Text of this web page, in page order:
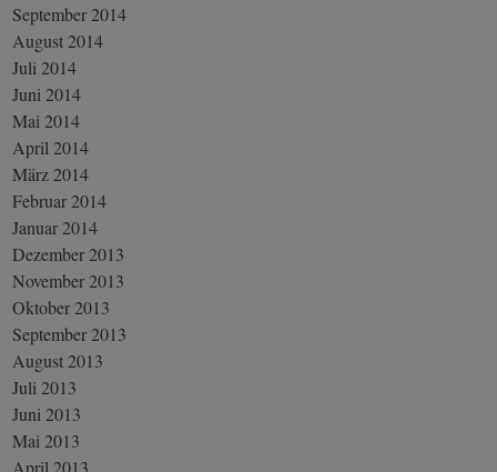
September 2014
August 2014
Juli 2014
Juni 2014
Mai 2014
April 2014
März 2014
Februar 2014
Januar 2014
Dezember 2013
November 2013
Oktober 2013
September 2013
August 2013
Juli 2013
Juni 2013
Mai 2013
April 2013